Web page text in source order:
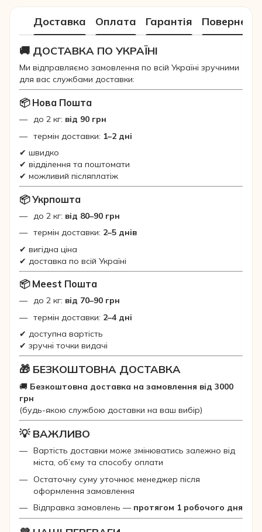
Доставка Оплата Гарантія
🚚 ДОСТАВКА ПО УКРАЇНІ
Ми відправляємо замовлення по всій Україні зручними
для вас службами доставки:
📦 Нова Пошта
до 2 кг: від 90 грн
термін доставки: 1–2 дні
✔ швидко
✔ відділення та поштомати
✔ можливий післяплатіж
📦 Укрпошта
до 2 кг: від 80–90 грн
термін доставки: 2–5 днів
✔ вигідна ціна
✔ доставка по всій Україні
📦 Meest Пошта
до 2 кг: від 70–90 грн
термін доставки: 2–4 дні
✔ доступна вартість
✔ зручні точки видачі
🎁 БЕЗКОШТОВНА ДОСТАВКА
🚚 Безкоштовна доставка на замовлення від 3000
грн
(будь-якою службою доставки на ваш вибір)
💡 ВАЖЛИВО
Вартість доставки може змінюватись залежно від
міста, об’єму та способу оплати
Остаточну суму уточнює менеджер після
оформлення замовлення
Відправка замовлень — протягом 1 робочого дня